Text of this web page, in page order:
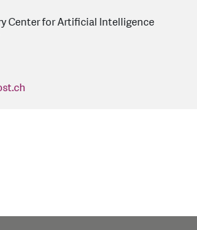
Center for Artificial Intelligence